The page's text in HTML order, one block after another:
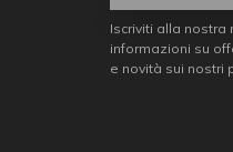
Iscriviti alla nostra
informazioni su
e novità sui nostri